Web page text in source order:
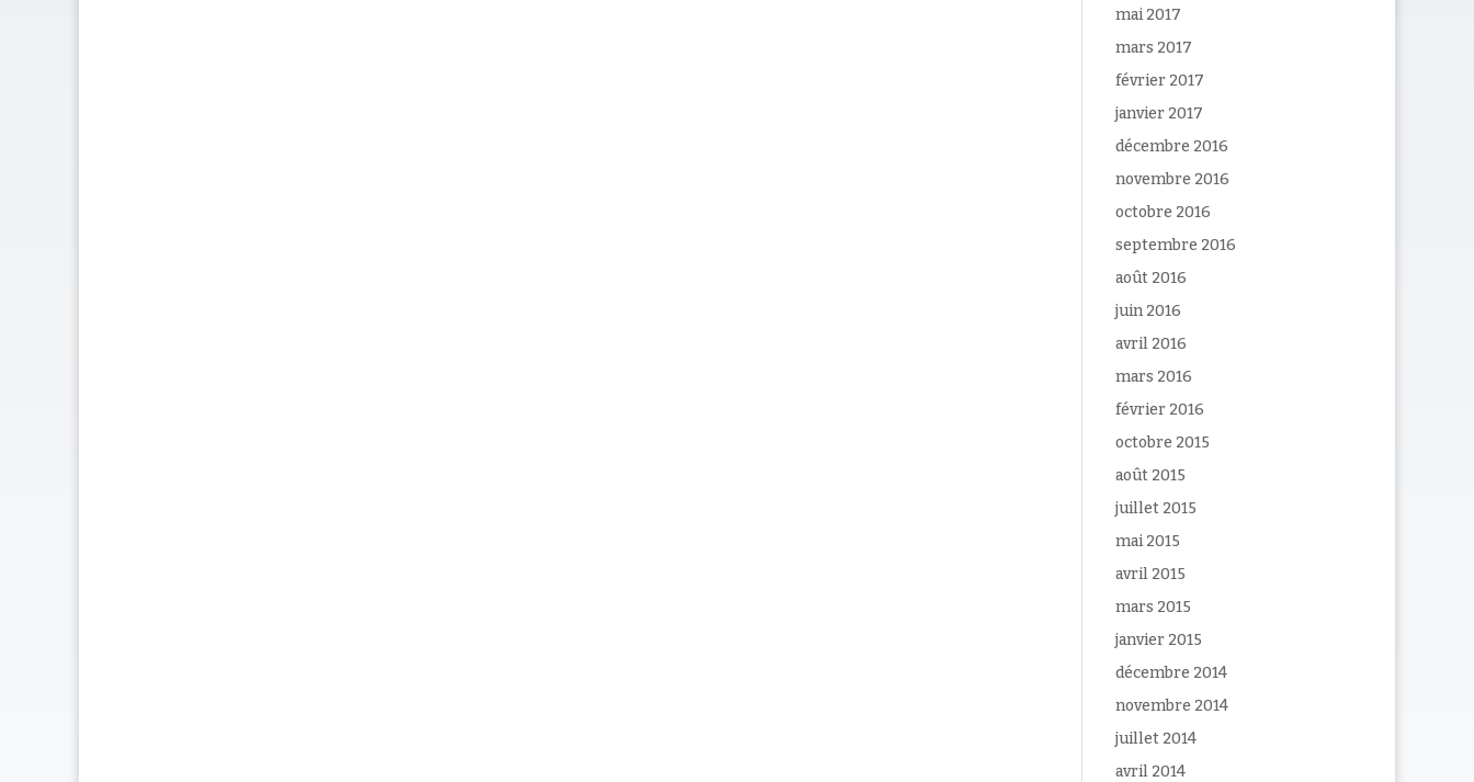
mai 2017
mars 2017
février 2017
janvier 2017
décembre 2016
novembre 2016
octobre 2016
septembre 2016
août 2016
juin 2016
avril 2016
mars 2016
février 2016
octobre 2015
août 2015
juillet 2015
mai 2015
avril 2015
mars 2015
janvier 2015
décembre 2014
novembre 2014
juillet 2014
avril 2014